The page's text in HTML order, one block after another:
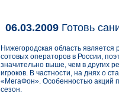
06.03.2009 Готовь
Нижегородская область
сотовых операторов в России,
значительно выше, чем в других
игроков. В частности, на днях о
«МегаФон». Особенностью акций
сезон.